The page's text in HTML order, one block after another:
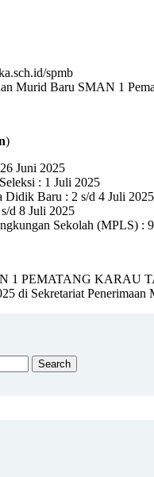
spmb
Murid Baru SMAN 1
)
Juni 2025
: 1 Juli 2025
Didik Baru : 2 s/d 4 Juli 2025
d 8 Juli 2025
Sekolah (MPLS) :
1 PEMATANG KARAU
di Sekretariat